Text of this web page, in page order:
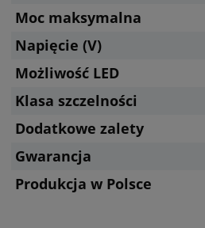
Moc maksymalna
Napięcie (V)
Możliwość LED
Klasa szczelności
Dodatkowe zalety
Gwarancja
Produkcja w Polsce